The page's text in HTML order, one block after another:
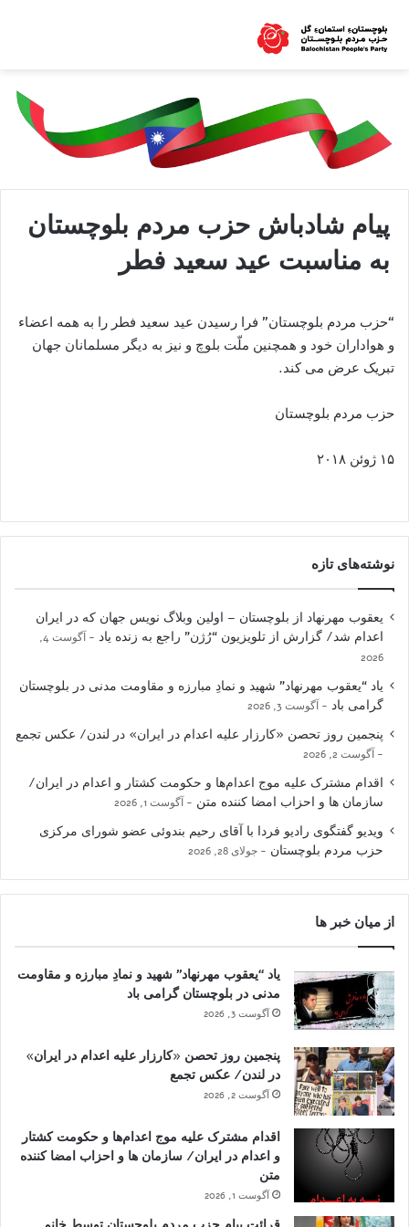
پیام شادباش حزب مردم بلوچستان
به مناسبت عید سعید فطر
“حزب مردم بلوچستان” فرا رسیدن عید سعید فطر را به همه اعضاء
و هواداران خود و همچنین ملّت بلوچ و نیز به دیگر مسلمانان جهان
تبریک عرض می کند.
حزب مردم بلوچستان
۱۵ ژوئن ۲۰۱۸
نوشته‌های تازه
یعقوب مهرنهاد از بلوچستان – اولین وبلاگ نویس جهان که در ایران
اعدام شد/ گزارش از تلویزیون “رُژن” راجع به زنده یاد
آگوست 4,
2026
یاد “یعقوب مهرنهاد” شهید و نمادِ مبارزه و مقاومت مدنی در بلوچستان
گرامی باد
آگوست 3, 2026
پنجمین روز تحصن «کارزار علیه اعدام در ایران» در لندن/ عکس تجمع
آگوست 2, 2026
اقدام مشترک علیه موج اعدام‌ها و حکومت کشتار و اعدام در ایران/
سازمان ها و احزاب امضا کننده متن
آگوست 1, 2026
ویدیو گفتگوی رادیو فردا با آقای رحیم بندوئی عضو شورای مرکزی
حزب مردم بلوچستان
جولای 28, 2026
از میان خبر ها
یاد “یعقوب مهرنهاد” شهید و نمادِ مبارزه و مقاومت
مدنی در بلوچستان گرامی باد
آگوست 3, 2026
پنجمین روز تحصن «کارزار علیه اعدام در ایران»
در لندن/ عکس تجمع
آگوست 2, 2026
اقدام مشترک علیه موج اعدام‌ها و حکومت کشتار
و اعدام در ایران/ سازمان ها و احزاب امضا کننده
متن
آگوست 1, 2026